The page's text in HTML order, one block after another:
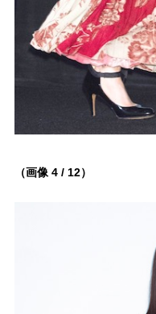
（画像 4 / 12）